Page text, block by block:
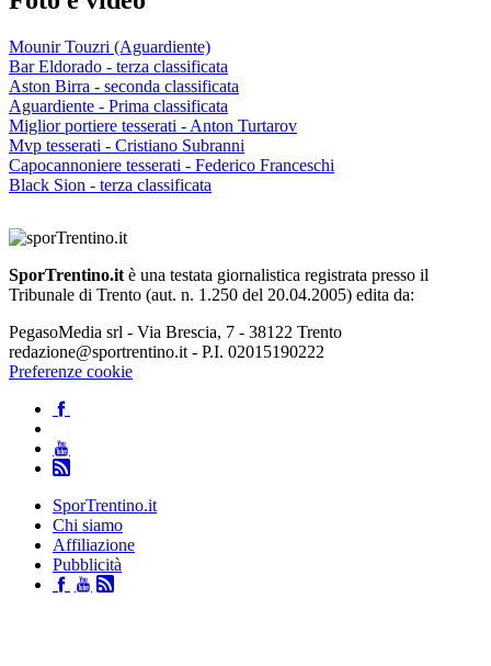
Mounir Touzri (Aguardiente)
Bar Eldorado - terza classificata
Aston Birra - seconda classificata
Aguardiente - Prima classificata
Miglior portiere tesserati - Anton Turtarov
Mvp tesserati - Cristiano Subranni
Capocannoniere tesserati - Federico Franceschi
Black Sion - terza classificata
SporTrentino.it è una testata giornalistica registrata presso il
Tribunale di Trento (aut. n. 1.250 del 20.04.2005) edita da:
PegasoMedia srl - Via Brescia, 7 - 38122 Trento
redazione@sportrentino.it - P.I. 02015190222
Preferenze cookie
SporTrentino.it
Chi siamo
Affiliazione
Pubblicità